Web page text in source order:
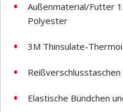
Außenmaterial/Futter
Polyester
3M Thinsulate-
Reißverschlusstaschen
Elastische Bündchen